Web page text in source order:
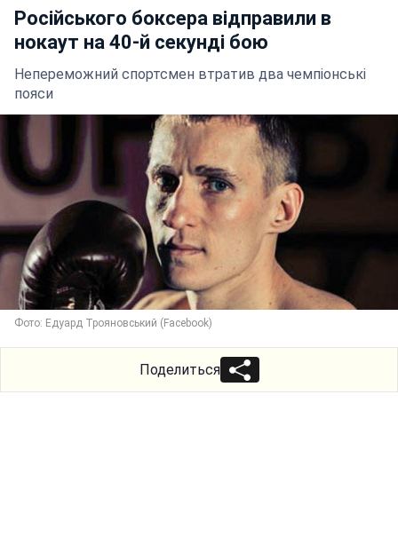
Російського боксера відправили в
нокаут на 40-й секунді бою
Непереможний спортсмен втратив два чемпіонські
пояси
Фото: Едуард Трояновський (Facebook)
Поделиться